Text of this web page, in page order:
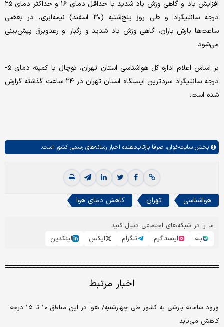
افزایش باد و گاهی وزش باد شدید با حداقل دمای ۱۶ و حداکثر دمای ۲۵
درجه سانتیگراد و طی روز پنج‌شنبه (۳۰ اسفند) نیمه‌ابری، در بعضی
ساعت‌ها بارش باران، گاهی وزش باد شدید و رگبار و رعدوبرق پیش‌بینی
می‌شود.
بر اساس اعلام اداره کل هواشناسی استان تهران، توچال با کمینه دمای ۵-
درجه سانتیگراد سردترین ایستگاه استان تهران در ۲۴ ساعت گذشته گزارش
شده است.
بخش سایت‌خوان، صرفا بازتاب‌دهنده اخبار رسانه‌های رسمی کشور است.
هواشناسی تهران کاهش دمای هوا
ما را در شبکه‌های اجتماعی دنبال کنید
بله
اینستاگرم تلگرام ایکس لینکدین
اخبار مرتبط
ورود سامانه بارشی به کشور طی چهارشنبه/ هوا در این مناطق ۱۰ تا ۱۵ درجه‌
کاهش می‌یابد